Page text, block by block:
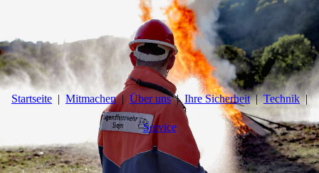
Startseite Mitmachen Über uns Ihre Sicherheit Technik
Service